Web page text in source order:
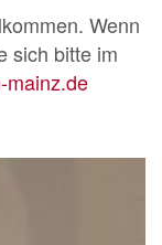
Wenn
sich bitte im
mainz.de